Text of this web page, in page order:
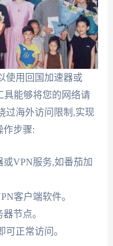
使用回国加速器或
具能够将您的网络请
过海外访问限制,实现
作步骤:
VPN服务,如番茄加
客户端软件。
节点。
正常访问。